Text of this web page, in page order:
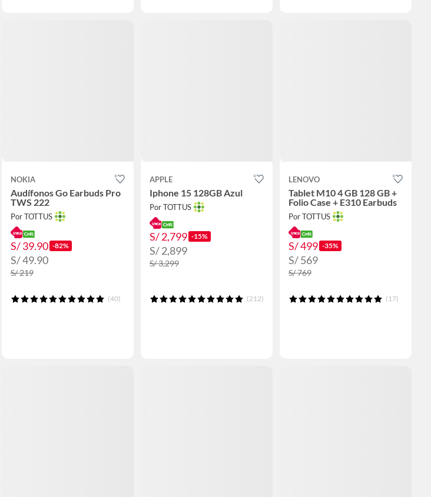
NOKIA
Audífonos Go Earbuds Pro
TWS 222
Por TOTTUS
S/ 39.90 -82%
S/ 49.90
S/ 219
(40)
APPLE
Iphone 15 128GB Azul
Por TOTTUS
S/ 2,799 -15%
S/ 2,899
S/ 3,299
(212)
LENOVO
Tablet M10 4 GB 128 GB +
Folio Case + E310 Earbuds
Por TOTTUS
S/ 499 -35%
S/ 569
S/ 769
(17)